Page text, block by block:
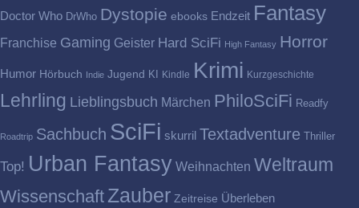
Doctor Who DrWho Dystopie ebooks Endzeit Fantasy
Franchise Gaming Geister Hard SciFi High Fantasy Horror
Humor Hörbuch Indie Jugend KI Kindle Krimi Kurzgeschichte
Lehrling Lieblingsbuch Märchen PhiloSciFi Readfy
Roadtrip Sachbuch SciFi skurril Textadventure Thriller
Top! Urban Fantasy Weihnachten Weltraum
Wissenschaft Zauber Zeitreise Überleben